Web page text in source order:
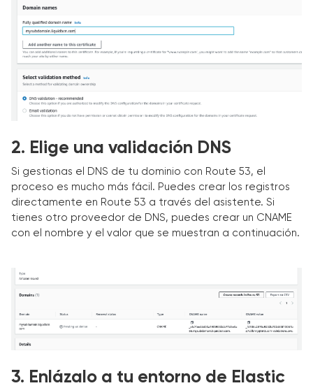
2. Elige una validación DNS
Si gestionas el DNS de tu dominio con Route 53, el
proceso es mucho más fácil. Puedes crear los registros
directamente en Route 53 a través del asistente. Si
tienes otro proveedor de DNS, puedes crear un CNAME
con el nombre y el valor que se muestran a continuación.
3. Enlázalo a tu entorno de Elastic